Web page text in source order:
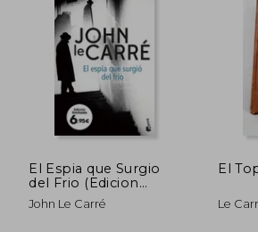
El Espia que Surgio
del Frio (Edicion
Limitada)
John Le Carré
El
Le